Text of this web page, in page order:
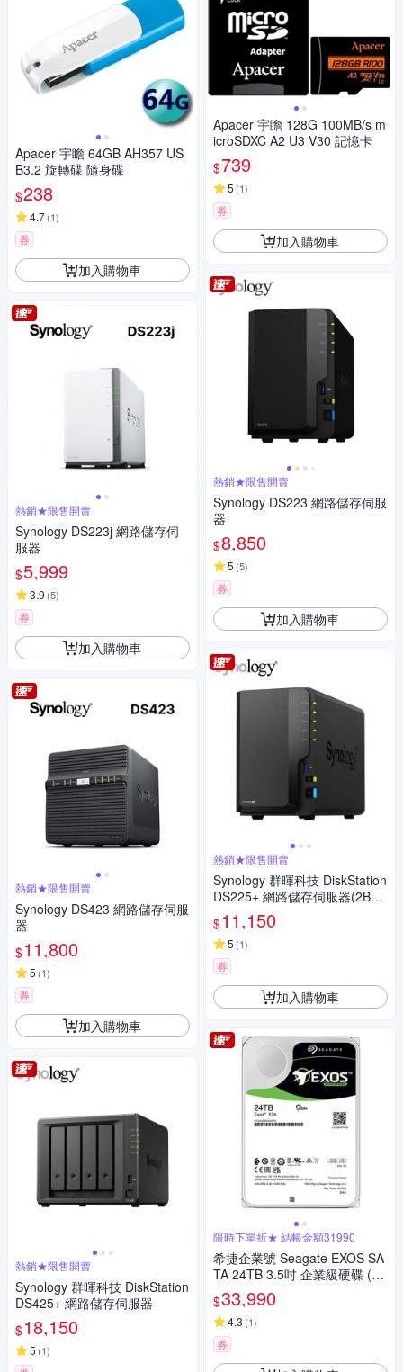
Apacer 宇瞻 64GB AH357 US
B3.2 旋轉碟 隨身碟
$238
4.7(1)
券
加入購物車
熱銷★限售開賣
Synology DS223j 網路儲存伺
服器
$5,999
3.9 (5)
券
加入購物車
熱銷★限售開賣
Synology DS423 網路儲存伺服
器
$11,800
5 (1)
券
加入購物車
熱銷★限售開賣
Synology 群暉科技 DiskStation
DS425+ 網路儲存伺服器
$18,150
5 (1)
Apacer 宇瞻 128G 100MB/s m
icroSDXC A2 U3 V30 記憶卡
$739
5 (1)
券
加入購物車
熱銷★限售開賣
Synology DS223 網路儲存伺服
器
$8,850
5 (5)
券
加入購物車
熱銷★限售開賣
Synology 群暉科技 DiskStation
DS225+ 網路儲存伺服器(2Bay/
Intel/2GB)
$11,150
5 (1)
券
加入購物車
限時下單折★ 結帳金額31990
希捷企業號 Seagate EXOS SA
TA 24TB 3.5吋 企業級硬碟 (ST
24000NM002H)
$33,990
4.3 (1)
券